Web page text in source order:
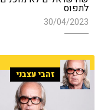
לתפוס
30/04/2023
זהבי עצבני